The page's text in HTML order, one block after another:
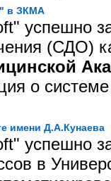
в ЗКМА
успешно
(СДО)
о
имени Д.А.Кунаева
успешно
в